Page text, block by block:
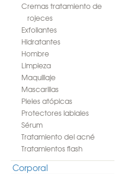
Cremas tratamiento de
rojeces
Exfoliantes
Hidratantes
Hombre
Limpieza
Maquillaje
Mascarillas
Pieles atópicas
Protectores labiales
Sérum
Tratamiento del acné
Tratamientos flash
Corporal